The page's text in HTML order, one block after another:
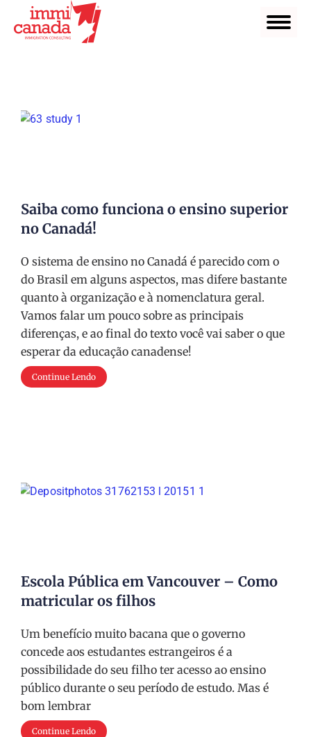
Saiba como funciona o ensino superior
no Canadá!
O sistema de ensino no Canadá é parecido com o
do Brasil em alguns aspectos, mas difere bastante
quanto à organização e à nomenclatura geral.
Vamos falar um pouco sobre as principais
diferenças, e ao final do texto você vai saber o que
esperar da educação canadense!
Continue Lendo
Escola Pública em Vancouver – Como
matricular os filhos
Um benefício muito bacana que o governo
concede aos estudantes estrangeiros é a
possibilidade do seu filho ter acesso ao ensino
público durante o seu período de estudo. Mas é
bom lembrar
Continue Lendo